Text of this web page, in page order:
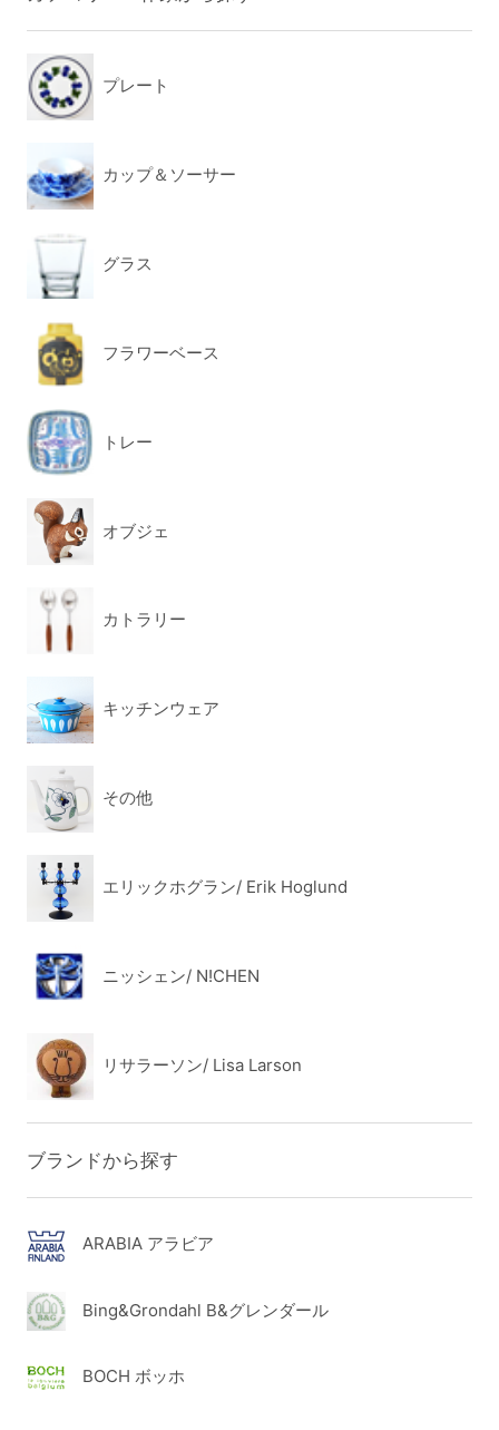
プレート
カップ＆ソーサー
グラス
フラワーベース
トレー
オブジェ
カトラリー
キッチンウェア
その他
エリックホグラン/ Erik Hoglund
ニッシェン/ N!CHEN
リサラーソン/ Lisa Larson
ブランドから探す
ARABIA アラビア
Bing&Grondahl B&グレンダール
BOCH ボッホ